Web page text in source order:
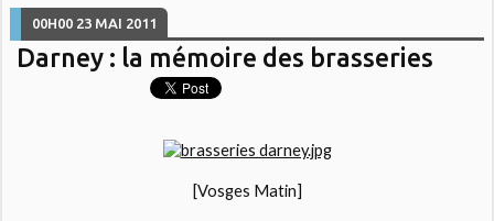
00H00 23 MAI 2011
Darney : la mémoire des brasseries
[Vosges Matin]